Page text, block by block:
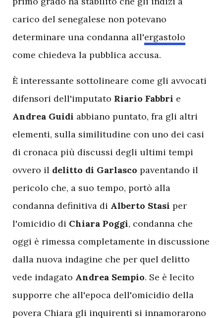
carico del senegalese non potevano
determinare una condanna all'ergastolo
come chiedeva la pubblica accusa.
È interessante sottolineare come gli avvocati
difensori dell'imputato Riario Fabbri e
Andrea Guidi abbiano puntato, fra gli altri
elementi, sulla similitudine con uno dei casi
di cronaca più discussi degli ultimi tempi
ovvero il delitto di Garlasco paventando il
pericolo che, a suo tempo, portò alla
condanna definitiva di Alberto Stasi per
l'omicidio di Chiara Poggi, condanna che
oggi è rimessa completamente in discussione
dalla nuova indagine che per quel delitto
vede indagato Andrea Sempio. Se è lecito
supporre che all'epoca dell'omicidio della
povera Chiara gli inquirenti si innamorarono